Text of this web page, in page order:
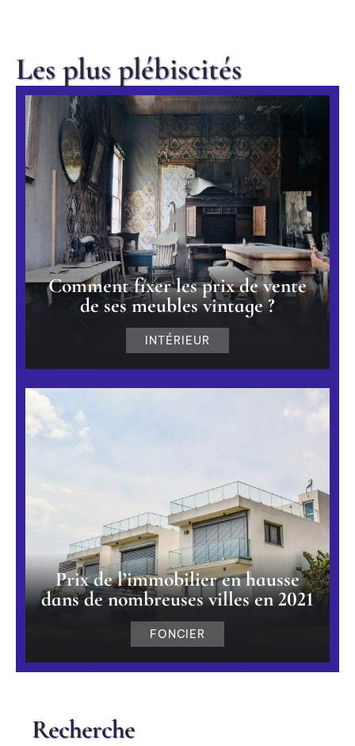
Les plus plébiscités
Comment fixer les prix de vente
de ses meubles vintage ?
INTÉRIEUR
Prix de l’immobilier en hausse
dans de nombreuses villes en 2021
FONCIER
Recherche